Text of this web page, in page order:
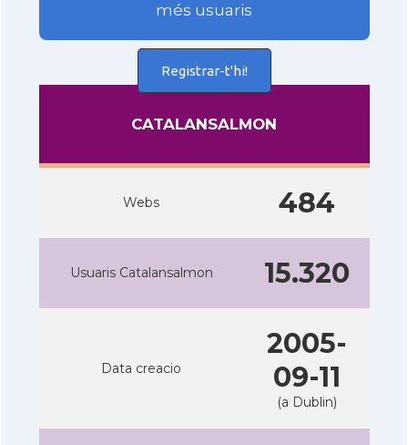
més usuaris
Registrar-t'hi!
CATALANSALMON
Webs 484
Usuaris Catalansalmon 15.320
Data creacio
2005-
09-11
(a Dublin)